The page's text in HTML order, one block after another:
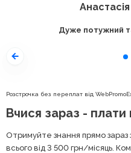
Дуже потужний
Розстрочка без переплат від
Вчися зараз - плати
Отримуйте знання прямо зараз
всього від 3 500 грн/місяць.